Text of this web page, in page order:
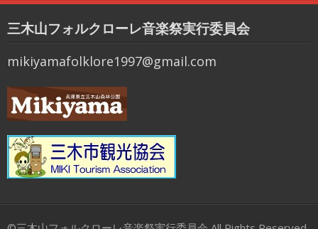
三木山フォルクローレ音楽祭実行委員会
mikiyamafolklore1997@gmail.com